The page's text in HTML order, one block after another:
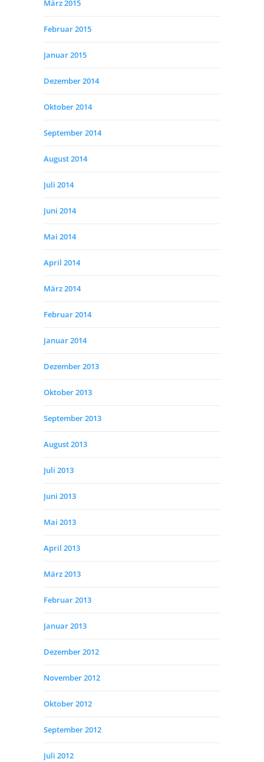
März 2015
Februar 2015
Januar 2015
Dezember 2014
Oktober 2014
September 2014
August 2014
Juli 2014
Juni 2014
Mai 2014
April 2014
März 2014
Februar 2014
Januar 2014
Dezember 2013
Oktober 2013
September 2013
August 2013
Juli 2013
Juni 2013
Mai 2013
April 2013
März 2013
Februar 2013
Januar 2013
Dezember 2012
November 2012
Oktober 2012
September 2012
Juli 2012